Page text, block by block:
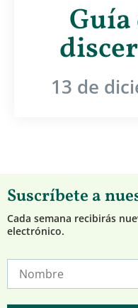
Guía
13 de
Suscríbete a
Cada semana recibirás
electrónico.